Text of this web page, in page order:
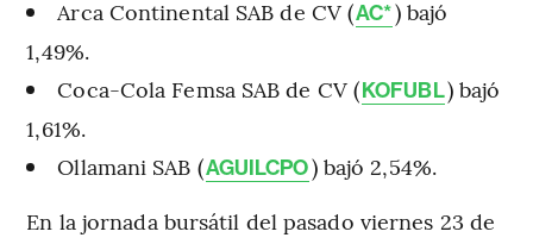
Arca Continental SAB de CV (AC*) bajó
1,49%.
Coca-Cola Femsa SAB de CV (KOFUBL) bajó
1,61%.
Ollamani SAB (AGUILCPO) bajó 2,54%.
En la jornada bursátil del pasado viernes 23 de